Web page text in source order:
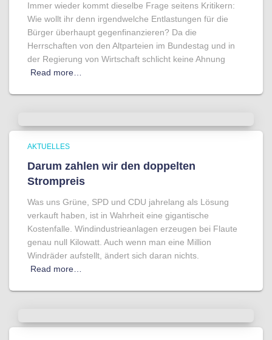
Immer wieder kommt dieselbe Frage seitens Kritikern:
Wie wollt ihr denn irgendwelche Entlastungen für die
Bürger überhaupt gegenfinanzieren? Da die
Herrschaften von den Altparteien im Bundestag und in
der Regierung von Wirtschaft schlicht keine Ahnung
Read more…
AKTUELLES
Darum zahlen wir den doppelten
Strompreis
Was uns Grüne, SPD und CDU jahrelang als Lösung
verkauft haben, ist in Wahrheit eine gigantische
Kostenfalle. Windindustrieanlagen erzeugen bei Flaute
genau null Kilowatt. Auch wenn man eine Million
Windräder aufstellt, ändert sich daran nichts.
Read more…